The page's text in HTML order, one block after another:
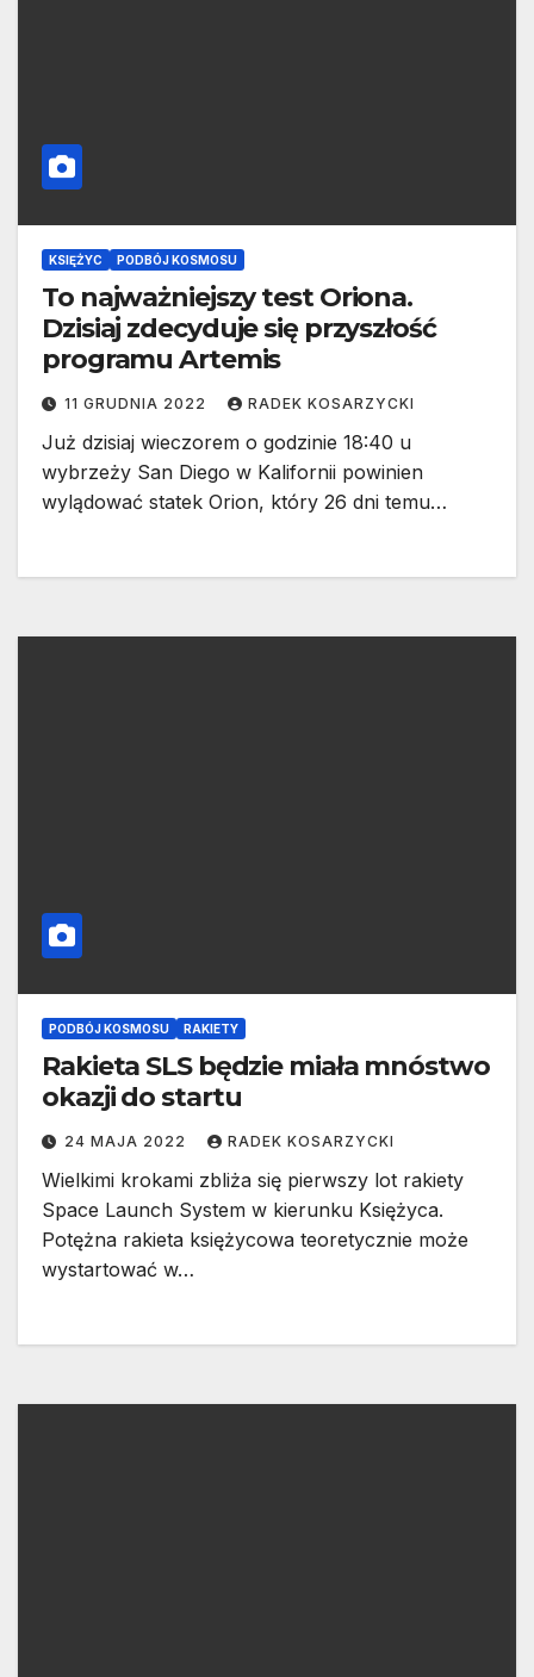
KSIĘŻYC PODBÓJ KOSMOSU
To najważniejszy test Oriona.
Dzisiaj zdecyduje się przyszłość
programu Artemis
11 GRUDNIA 2022 RADEK KOSARZYCKI
Już dzisiaj wieczorem o godzinie 18:40 u
wybrzeży San Diego w Kalifornii powinien
wylądować statek Orion, który 26 dni temu…
PODBÓJ KOSMOSU RAKIETY
Rakieta SLS będzie miała mnóstwo
okazji do startu
24 MAJA 2022 RADEK KOSARZYCKI
Wielkimi krokami zbliża się pierwszy lot rakiety
Space Launch System w kierunku Księżyca.
Potężna rakieta księżycowa teoretycznie może
wystartować w…